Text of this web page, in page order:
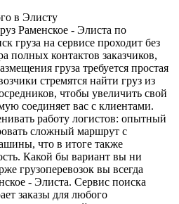
в Элисту
Раменское - Элиста по
груза на сервисе проходит без
полных контактов заказчиков,
груза требуется простая
стремятся найти груз из
чтобы увеличить свой
соединяет вас с клиентами.
работу логистов: опытный
сложный маршрут с
что в итоге также
Какой бы вариант вы ни
грузоперевозок вы всегда
- Элиста. Сервис поиска
заказы для любого